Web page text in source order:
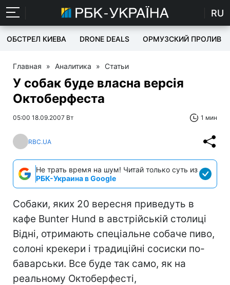
RU
ОБСТРЕЛ КИЕВА DRONE DEALS ОРМУЗСКИЙ ПРОЛИВ
Главная » Аналитика » Статьи
У собак буде власна версія
Октоберфеста
05:00 18.09.2007 Вт 1 мин
RBC.UA
Не трать время на шум! Читай только суть из
РБК-Украина в Google
Собаки, яких 20 вересня приведуть в
кафе Bunter Hund в австрійській столиці
Відні, отримають спеціальне собаче пиво,
солоні крекери і традиційні сосиски по-
баварськи. Все буде так само, як на
реальному Октоберфесті,